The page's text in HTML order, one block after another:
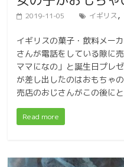
2019-11-05 イギリス,
イギリスの菓子・飲料メー
さんが電話をしている隙に
ママになの」と誕生日プレ
が差し出したのはおもちゃ
売店のおじさんがこの後に
Read more